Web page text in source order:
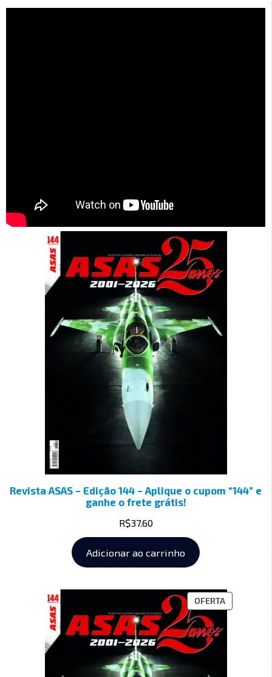
Revista ASAS – Edição 144 – Aplique o cupom “144” e
ganhe o frete grátis!
R$37.60
Adicionar ao carrinho
OFERTA